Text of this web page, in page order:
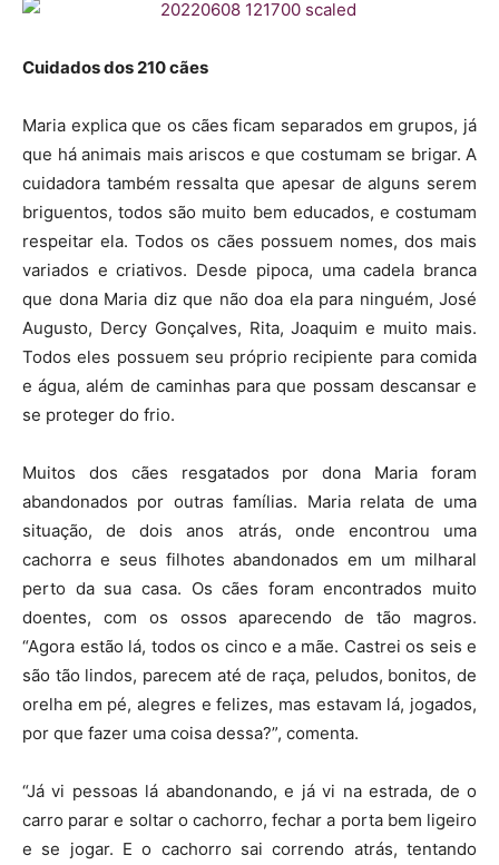
Cuidados dos 210 cães
Maria explica que os cães ficam separados em grupos, já
que há animais mais ariscos e que costumam se brigar. A
cuidadora também ressalta que apesar de alguns serem
briguentos, todos são muito bem educados, e costumam
respeitar ela. Todos os cães possuem nomes, dos mais
variados e criativos. Desde pipoca, uma cadela branca
que dona Maria diz que não doa ela para ninguém, José
Augusto, Dercy Gonçalves, Rita, Joaquim e muito mais.
Todos eles possuem seu próprio recipiente para comida
e água, além de caminhas para que possam descansar e
se proteger do frio.
Muitos dos cães resgatados por dona Maria foram
abandonados por outras famílias. Maria relata de uma
situação, de dois anos atrás, onde encontrou uma
cachorra e seus filhotes abandonados em um milharal
perto da sua casa. Os cães foram encontrados muito
doentes, com os ossos aparecendo de tão magros.
“Agora estão lá, todos os cinco e a mãe. Castrei os seis e
são tão lindos, parecem até de raça, peludos, bonitos, de
orelha em pé, alegres e felizes, mas estavam lá, jogados,
por que fazer uma coisa dessa?”, comenta.
“Já vi pessoas lá abandonando, e já vi na estrada, de o
carro parar e soltar o cachorro, fechar a porta bem ligeiro
e se jogar. E o cachorro sai correndo atrás, tentando